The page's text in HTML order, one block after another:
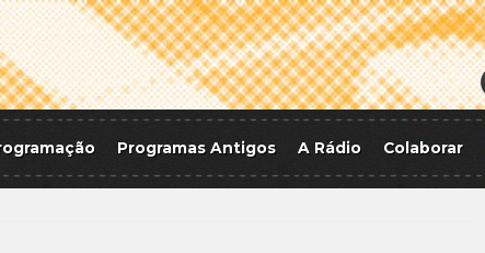
Programas Antigos A Rádio Colaborar